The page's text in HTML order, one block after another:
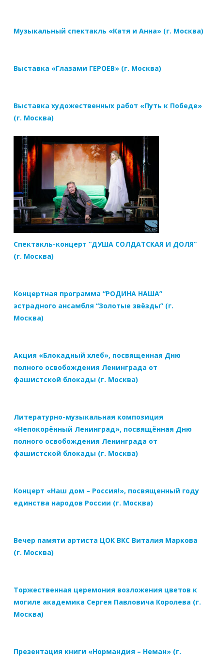
Музыкальный спектакль «Катя и Анна» (г. Москва)
Выставка «Глазами ГЕРОЕВ» (г. Москва)
Выставка художественных работ «Путь к Победе»
(г. Москва)
Спектакль-концерт “ДУША СОЛДАТСКАЯ И ДОЛЯ”
(г. Москва)
Концертная программа “РОДИНА НАША”
эстрадного ансамбля “Золотые звёзды” (г.
Москва)
Акция «Блокадный хлеб», посвященная Дню
полного освобождения Ленинграда от
фашистской блокады (г. Москва)
Литературно-музыкальная композиция
«Непокорённый Ленинград», посвящённая Дню
полного освобождения Ленинграда от
фашистской блокады (г. Москва)
Концерт «Наш дом – Россия!», посвященный году
единства народов России (г. Москва)
Вечер памяти артиста ЦОК ВКС Виталия Маркова
(г. Москва)
Торжественная церемония возложения цветов к
могиле академика Сергея Павловича Королева (г.
Москва)
Презентация книги «Нормандия – Неман» (г.